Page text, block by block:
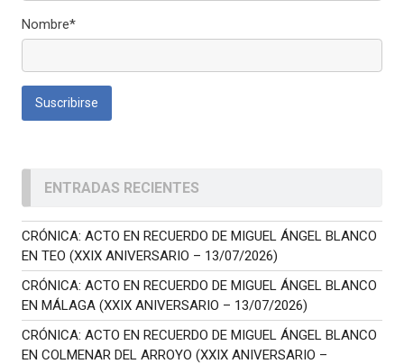
Nombre*
ENTRADAS RECIENTES
CRÓNICA: ACTO EN RECUERDO DE MIGUEL ÁNGEL BLANCO
EN TEO (XXIX ANIVERSARIO – 13/07/2026)
CRÓNICA: ACTO EN RECUERDO DE MIGUEL ÁNGEL BLANCO
EN MÁLAGA (XXIX ANIVERSARIO – 13/07/2026)
CRÓNICA: ACTO EN RECUERDO DE MIGUEL ÁNGEL BLANCO
EN COLMENAR DEL ARROYO (XXIX ANIVERSARIO –